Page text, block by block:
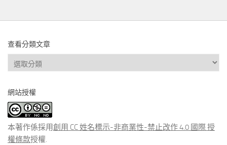
查看分類文章
查
看
類
文
章
網站授權
本著作係採用創用 CC 姓名標示-非商業性-禁止改作 4.0 國際 授
權條款授權.